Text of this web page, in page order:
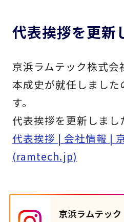
代表挨拶を更新
京浜ラムテック株式会
本成史が就任しました
す。
代表挨拶を更新しまし
代表挨拶 | 会社情報 |
(ramtech.jp)